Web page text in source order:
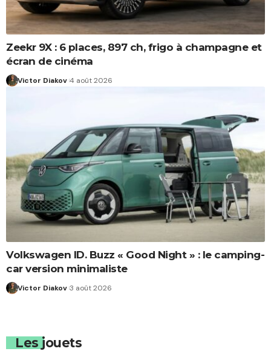
Zeekr 9X : 6 places, 897 ch, frigo à champagne et
écran de cinéma
Victor Diakov 4 août 2026
Volkswagen ID. Buzz « Good Night » : le camping-
car version minimaliste
Victor Diakov 3 août 2026
Les jouets